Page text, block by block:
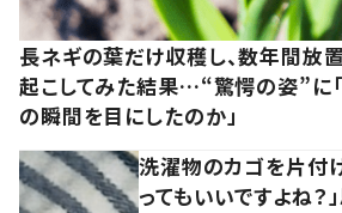
長ネギの葉だけ収穫し、数年間放
起こしてみた結果…“驚愕の姿”に「
の瞬間を目にしたのか」
洗濯物のカゴを片付
ってもいいですよね？